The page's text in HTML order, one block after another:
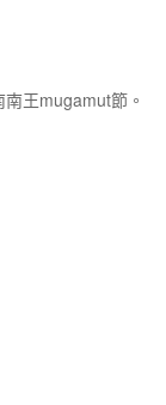
王mugamut節。